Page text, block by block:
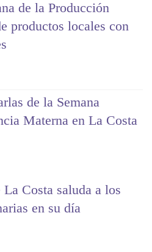
de la Producción
productos locales con
de la Semana
Materna en La Costa
Costa saluda a los
en su día